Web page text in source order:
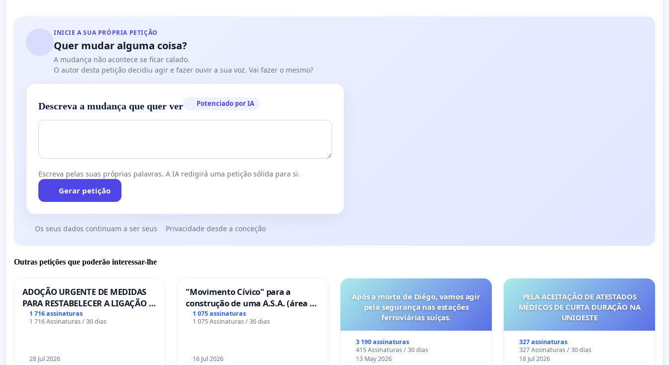
INICIE A SUA PRÓPRIA PETIÇÃO
Quer mudar alguma coisa?
A mudança não acontece se ficar calado.
O autor desta petição decidiu agir e fazer ouvir a sua voz. Vai fazer o mesmo?
Descreva a mudança que quer ver Potenciado por IA
Escreva pelas suas próprias palavras. A IA redigirá uma petição sólida para si.
Gerar petição
Os seus dados continuam a ser seus Privacidade desde a conceção
Outras petições que poderão interessar-lhe
ADOÇÃO URGENTE DE MEDIDAS
PARA RESTABELECER A LIGAÇÃO -
PONTE RS-129
1 716 assinaturas
1 716 Assinaturas / 30 dias
28 Jul 2026
"Movimento Cívico" para a
construção de uma A.S.A. (área de
serviços para autocaravanas) em
Coimbra
1 075 assinaturas
1 075 Assinaturas / 30 dias
16 Jul 2026
Após a morte de Diégo, vamos agir
pela segurança nas estações
ferroviárias suíças.
3 190 assinaturas
415 Assinaturas / 30 dias
13 May 2026
PELA ACEITAÇÃO DE ATESTADOS
MÉDICOS DE CURTA DURAÇÃO NA
UNIOESTE
327 assinaturas
327 Assinaturas / 30 dias
18 Jul 2026